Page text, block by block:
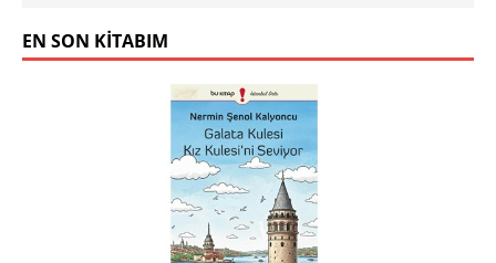
EN SON KITABIM